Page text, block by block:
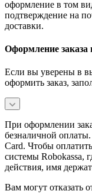
оформление в том
подтверждение на
доставки.
Оформление
Если вы уверены в
оформить заказ,
При оформлении
безналичной
Card. Чтобы
системы Robokassa,
действия, имя
Вам могут отказать